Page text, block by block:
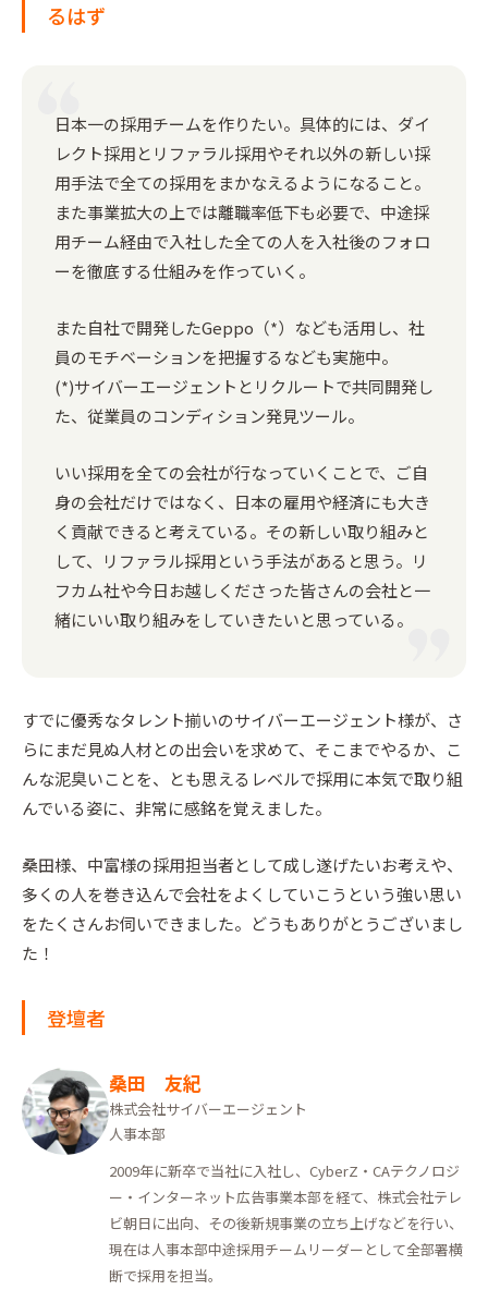
るはず
日本一の採用チームを作りたい。具体的には、ダイ
レクト採用とリファラル採用やそれ以外の新しい採
用手法で全ての採用をまかなえるようになること。
また事業拡大の上では離職率低下も必要で、中途採
用チーム経由で入社した全ての人を入社後のフォロ
ーを徹底する仕組みを作っていく。
また自社で開発したGeppo（*）なども活用し、社
員のモチベーションを把握するなども実施中。
(*)サイバーエージェントとリクルートで共同開発し
た、従業員のコンディション発見ツール。
いい採用を全ての会社が行なっていくことで、ご自
身の会社だけではなく、日本の雇用や経済にも大き
く貢献できると考えている。その新しい取り組みと
して、リファラル採用という手法があると思う。リ
フカム社や今日お越しくださった皆さんの会社と一
緒にいい取り組みをしていきたいと思っている。
すでに優秀なタレント揃いのサイバーエージェント様が、さ
らにまだ見ぬ人材との出会いを求めて、そこまでやるか、こ
んな泥臭いことを、とも思えるレベルで採用に本気で取り組
んでいる姿に、非常に感銘を覚えました。
桑田様、中富様の採用担当者として成し遂げたいお考えや、
多くの人を巻き込んで会社をよくしていこうという強い思い
をたくさんお伺いできました。どうもありがとうございまし
た！
登壇者
桑田 友紀
株式会社サイバーエージェント
人事本部
2009年に新卒で当社に入社し、CyberZ・CAテクノロジ
ー・インターネット広告事業本部を経て、株式会社テレ
ビ朝日に出向、その後新規事業の立ち上げなどを行い、
現在は人事本部中途採用チームリーダーとして全部署横
断で採用を担当。